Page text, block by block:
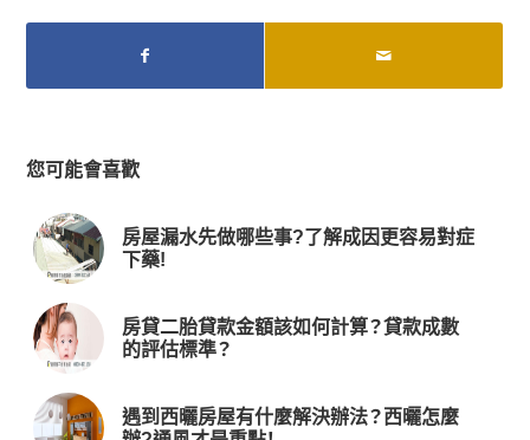
您可能會喜歡
房屋漏水先做哪些事?了解成因更容易對症
下藥!
房貸二胎貸款金額該如何計算？貸款成數
的評估標準？
遇到西曬房屋有什麼解決辦法？西曬怎麼